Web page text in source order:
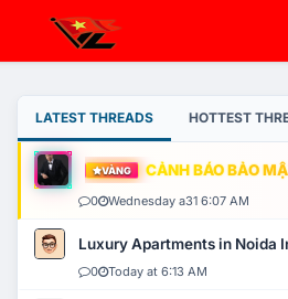
LATEST THREADS HOTTEST
VÀNG CẢNH BÁO BẢO
0 Wednesday a31 6:07 AM
Luxury Apartments in Noida
0 Today at 6:13 AM